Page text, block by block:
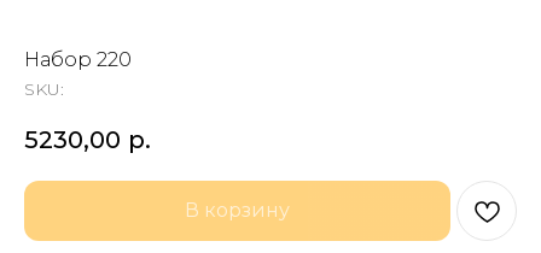
Набор 220
SKU:
5230,00 р.
В корзину